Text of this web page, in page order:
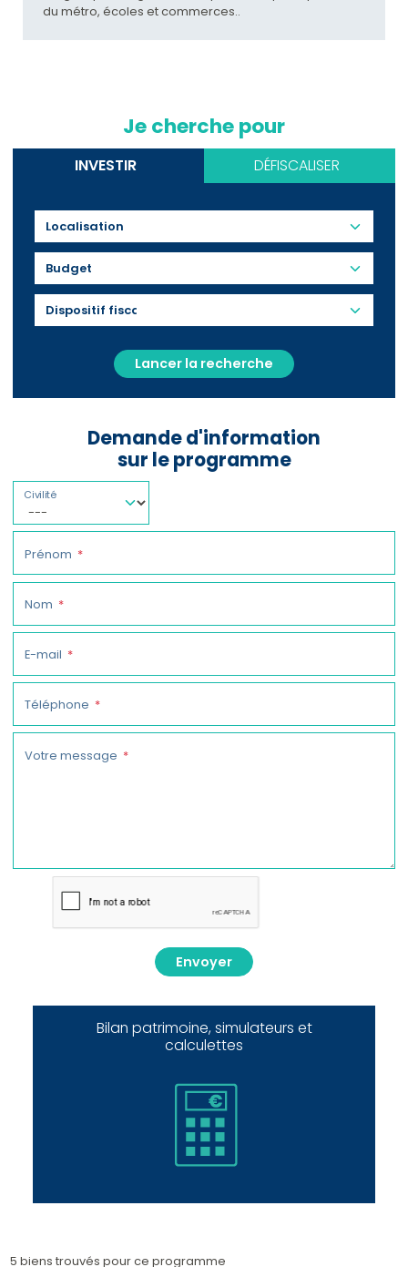
du métro, écoles et commerces..
Je cherche pour
INVESTIR DÉFISCALISER
Budget
Lancer la recherche
Demande d'information
sur le programme
Civilité
Prénom
Nom
E-mail
Téléphone
Votre message
Envoyer
Bilan patrimoine, simulateurs et
calculettes
5 biens trouvés pour ce programme